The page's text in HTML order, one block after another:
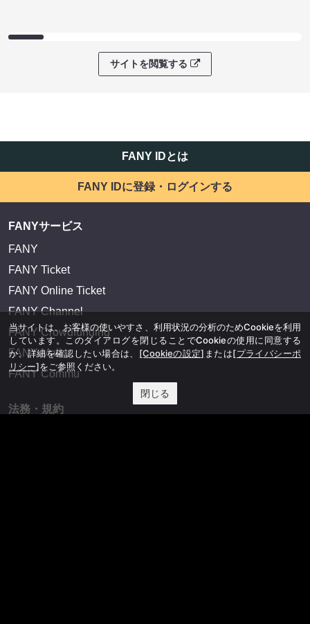
サイトを閲覧する
FANY IDとは
FANY IDに登録・ログインする
FANYサービス
FANY
FANY Ticket
FANY Online Ticket
FANY Channel
FANY Crowdfunding
FANY Mall
FANY Commu
法務・規約
当サイトは、お客様の使いやすさ、利用状況の分析のためCookieを利用
しています。このダイアログを閉じることでCookieの使用に同意する
か、詳細を確認したい場合は、 [Cookieの設定] または[プライバシーポ
リシー]をご参照ください。
閉じる